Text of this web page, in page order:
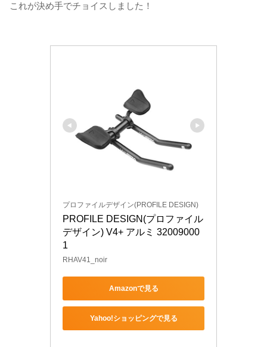
これが決め手でチョイスしました！
プロファイルデザイン(PROFILE DESIGN)
PROFILE DESIGN(プロファイル
デザイン) V4+ アルミ 32009000
1
RHAV41_noir
Amazonで見る
Yahoo!ショッピングで見る